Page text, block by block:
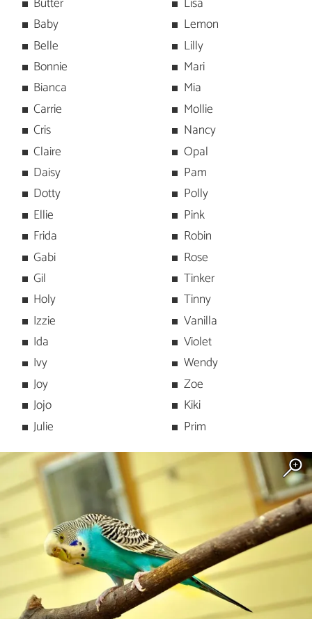
Baby
Belle
Bonnie
Bianca
Carrie
Cris
Claire
Daisy
Dotty
Ellie
Frida
Gabi
Gil
Holy
Izzie
Ida
Ivy
Joy
Jojo
Julie
Lemon
Lilly
Mari
Mia
Mollie
Nancy
Opal
Pam
Polly
Pink
Robin
Rose
Tinker
Tinny
Vanilla
Violet
Wendy
Zoe
Kiki
Prim